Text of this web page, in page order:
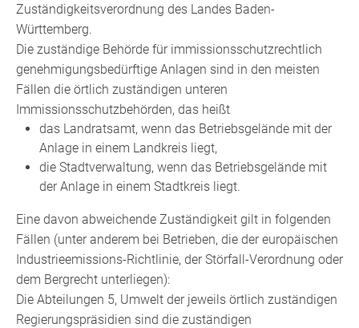
Zuständigkeitsverordnung des Landes Baden-
Württemberg.
Die zuständige Behörde für immissionsschutzrechtlich
genehmigungsbedürftige Anlagen sind in den meisten
Fällen die örtlich zuständigen unteren
Immissionsschutzbehörden, das heißt
das Landratsamt, wenn das Betriebsgelände mit der
Anlage in einem Landkreis liegt,
die Stadtverwaltung, wenn das Betriebsgelände mit
der Anlage in einem Stadtkreis liegt.
Eine davon abweichende Zuständigkeit gilt in folgenden
Fällen (unter anderem bei Betrieben, die der europäischen
Industrieemissions-Richtlinie, der Störfall-Verordnung oder
dem Bergrecht unterliegen):
Die Abteilungen 5, Umwelt der jeweils örtlich zuständigen
Regierungspräsidien sind die zuständigen